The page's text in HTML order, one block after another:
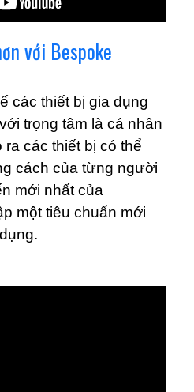
với Bespoke
các thiết bị gia dụng
trọng tâm là cá nhân
ra các thiết bị có thể
cách của từng người
mới nhất của
một tiêu chuẩn mới